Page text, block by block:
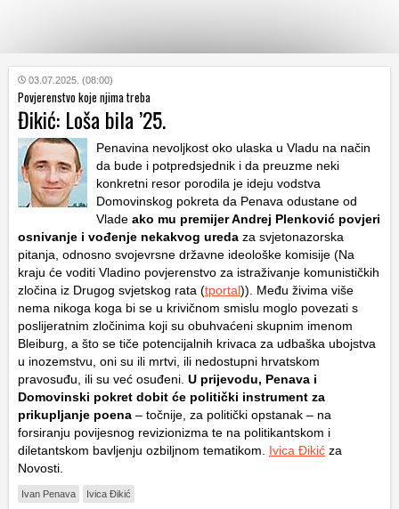
KATEGORIJE
HRVATSKI
WEB
03.07.2025. (08:00)
Povjerenstvo koje njima treba
Đikić: Loša bila ’25.
Penavina nevoljkost oko ulaska u Vladu na način
da bude i potpredsjednik i da preuzme neki
konkretni resor porodila je ideju vodstva
Domovinskog pokreta da Penava odustane od
Vlade ako mu premijer Andrej Plenković povjeri
osnivanje i vođenje nekakvog ureda za svjetonazorska
pitanja, odnosno svojevrsne državne ideološke komisije (Na
kraju će voditi Vladino povjerenstvo za istraživanje komunističkih
zločina iz Drugog svjetskog rata (tportal)). Među živima više
nema nikoga koga bi se u krivičnom smislu moglo povezati s
poslijeratnim zločinima koji su obuhvaćeni skupnim imenom
Bleiburg, a što se tiče potencijalnih krivaca za udbaška ubojstva
u inozemstvu, oni su ili mrtvi, ili nedostupni hrvatskom
pravosuđu, ili su već osuđeni. U prijevodu, Penava i
Domovinski pokret dobit će politički instrument za
prikupljanje poena – točnije, za politički opstanak – na
forsiranju povijesnog revizionizma te na politikantskom i
diletantskom bavljenju ozbiljnom tematikom. Ivica Đikić za
Novosti.
Ivan Penava Ivica Đikić